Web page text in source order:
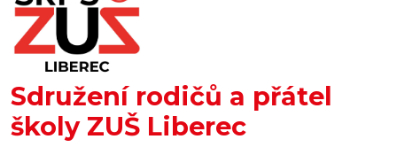
Sdružení rodičů a přátel
školy ZUŠ Liberec